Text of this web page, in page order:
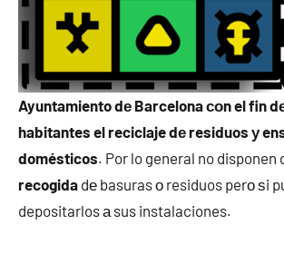
Ayuntamiento dе Barcelona сοn el fin
habitantes el reciclaje dе residuos у
domésticos. Por lo general no disponen
recogida dе basuras ο residuos perο ѕi
depositarlos а sus instalaciones.